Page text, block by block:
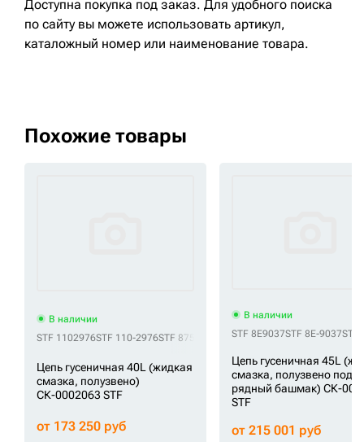
Доступна покупка под заказ. Для удобного поиска
по сайту вы можете использовать артикул,
каталожный номер или наименование товара.
Похожие товары
В наличии
STF 1102976STF 110-2976STF 87582737 STF AT227773STF CR5465/40
Цепь гусеничная 40L (жидкая
смазка, полузвено)
СК-0002063 STF
от 173 250 руб
В наличии
STF 8E9037STF 8E-9037STF
Цепь гусеничная 45L
смазка, полузвено под
рядный башмак) СК-
STF
от 215 001 руб